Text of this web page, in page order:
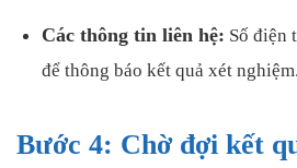
Các thông tin liên hệ: Số điện
để thông báo kết quả xét nghiệm.
Bước 4: Chờ đợi kết